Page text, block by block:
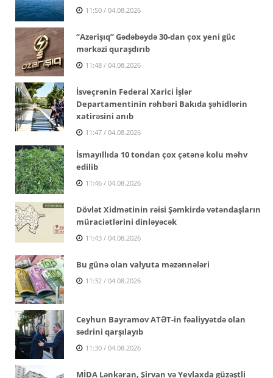
11:50 / 04.08.2026
“Azərişıq” Gədəbəydə 30-dan çox yeni güc
mərkəzi quraşdırıb
11:48 / 04.08.2026
İsveçrənin Federal Xarici İşlər
Departamentinin rəhbəri Bakıda şəhidlərin
xatirəsini anıb
11:47 / 04.08.2026
İsmayıllıda 10 tondan çox çətənə kolu məhv
edilib
11:46 / 04.08.2026
Dövlət Xidmətinin rəisi Şəmkirdə vətəndaşların
müraciətlərini dinləyəcək
11:43 / 04.08.2026
Bu günə olan valyuta məzənnələri
11:32 / 04.08.2026
Ceyhun Bayramov ATƏT-in fəaliyyətdə olan
sədrini qarşılayıb
11:30 / 04.08.2026
MİDA Lənkəran, Şirvan və Yevlaxda güzəştli